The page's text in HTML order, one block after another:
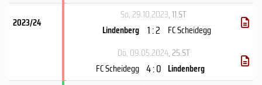
2023/24
So, 29.10.2023, 11.ST
Lindenberg 1 : 2 FC Scheidegg
Do, 09.05.2024, 25.ST
FC Scheidegg 4 : 0 Lindenberg